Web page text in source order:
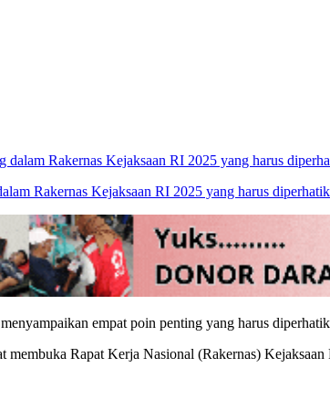
Rakernas Kejaksaan RI 2025 yang harus
empat poin penting yang harus
membuka ‎Rapat Kerja Nasional (Rakernas)